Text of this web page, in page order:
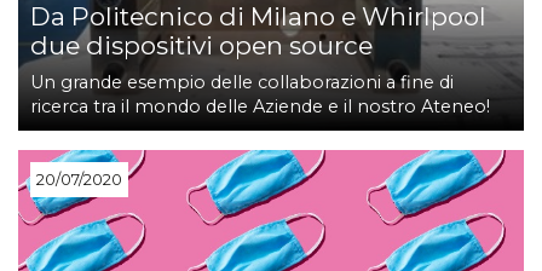
Da Politecnico di Milano e Whirlpool
due dispositivi open source
Un grande esempio delle collaborazioni a fine di
ricerca tra il mondo delle Aziende e il nostro Ateneo!
20/07/2020